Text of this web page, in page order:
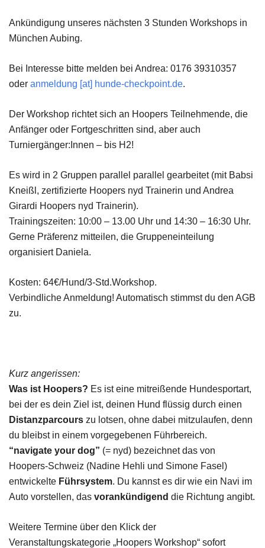
Ankündigung unseres nächsten 3 Stunden Workshops in
München Aubing.
Bei Interesse bitte melden bei Andrea: 0176 39310357
oder anmeldung [at] hunde-checkpoint.de.
Der Workshop richtet sich an Hoopers Teilnehmende, die
Anfänger oder Fortgeschritten sind, aber auch
Turniergänger:Innen – bis H2!
Es wird in 2 Gruppen parallel parallel gearbeitet (mit Babsi
Kneißl, zertifizierte Hoopers nyd Trainerin und Andrea
Girardi Hoopers nyd Trainerin).
Trainingszeiten: 10:00 – 13.00 Uhr und 14:30 – 16:30 Uhr.
Gerne Präferenz mitteilen, die Gruppeneinteilung
organisiert Daniela.
Kosten: 64€/Hund/3-Std.Workshop.
Verbindliche Anmeldung! Automatisch stimmst du den AGB
zu.
Kurz angerissen:
Was ist Hoopers? Es ist eine mitreißende Hundesportart,
bei der es dein Ziel ist, deinen Hund flüssig durch einen
Distanzparcours zu lotsen, ohne dabei mitzulaufen, denn
du bleibst in einem vorgegebenen Führbereich.
“navigate your dog” (= nyd) bezeichnet das von
Hoopers-Schweiz (Nadine Hehli und Simone Fasel)
entwickelte Führsystem. Du kannst es dir wie ein Navi im
Auto vorstellen, das vorankündigend die Richtung angibt.
Weitere Termine über den Klick der
Veranstaltungskategorie „Hoopers Workshop“ sofort